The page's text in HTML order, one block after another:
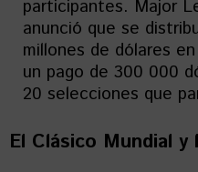
participantes. Major
anunció que se
millones de dólares
un pago de 300 000
20 selecciones que
El Clásico Mundial y